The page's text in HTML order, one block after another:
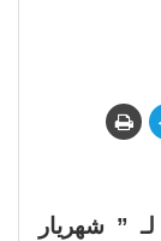
” شهريار